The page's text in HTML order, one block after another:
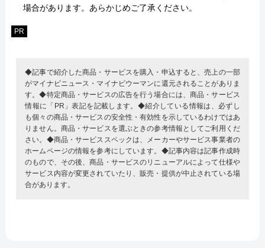
場合があります。あらかじめご了承ください。
PR
◆記事で紹介した商品・サービスを購入・申込すると、売上の一部
がマイナビニュース・マイナビウーマンに還元されることがありま
す。◆特定商品・サービスの広告を行う場合には、商品・サービス
情報に「PR」表記を記載します。◆紹介している情報は、必ずし
も個々の商品・サービスの安全性・有効性を示しているわけではあ
りません。商品・サービスを選ぶときの参考情報としてご利用くだ
さい。◆商品・サービススペックは、メーカーやサービス事業者の
ホームページの情報を参考にしています。◆記事内容は記事作成時
のもので、その後、商品・サービスのリニューアルによって仕様や
サービス内容が変更されていたり、販売・提供が中止されている場
合があります。